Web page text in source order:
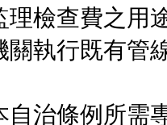
查費之用途
行既有管線
條例所需專